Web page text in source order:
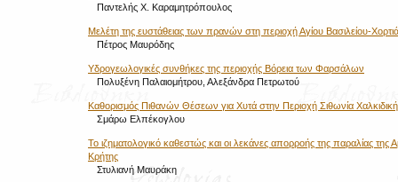
Παντελής Χ. Καραμητρόπουλος
Μελέτη της ευστάθειας των πρανών στη περιοχή Αγίου Βασιλείου-
Πέτρος Μαυρόδης
Υδρογεωλογικές συνθήκες της περιοχής Βόρεια των Φαρσάλων
Πολυξένη Παλαιομήτρου, Αλεξάνδρα Πετρωτού
Καθορισμός Πιθανών Θέσεων για Χυτά στην Περιοχή Σιθωνία
Σμάρω Ελπέκογλου
Το ιζηματολογικό καθεστώς και οι λεκάνες απορροής της παραλίας της
Κρήτης
Στυλιανή Μαυράκη